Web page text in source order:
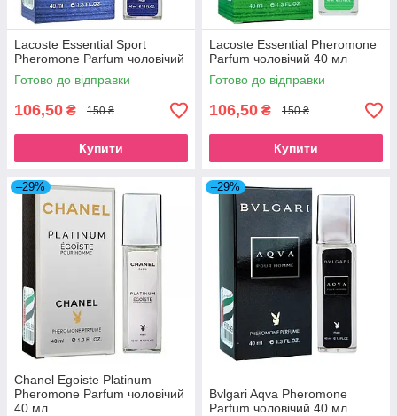
Lacoste Essential Sport
Pheromone Parfum чоловічий
Готово до відправки
106,50 ₴ 150 ₴
Купити
Lacoste Essential Pheromone
Parfum чоловічий 40 мл
Готово до відправки
106,50 ₴ 150 ₴
Купити
–29%
Chanel Egoiste Platinum
Pheromone Parfum чоловічий
40 мл
–29%
Bvlgari Aqva Pheromone
Parfum чоловічий 40 мл